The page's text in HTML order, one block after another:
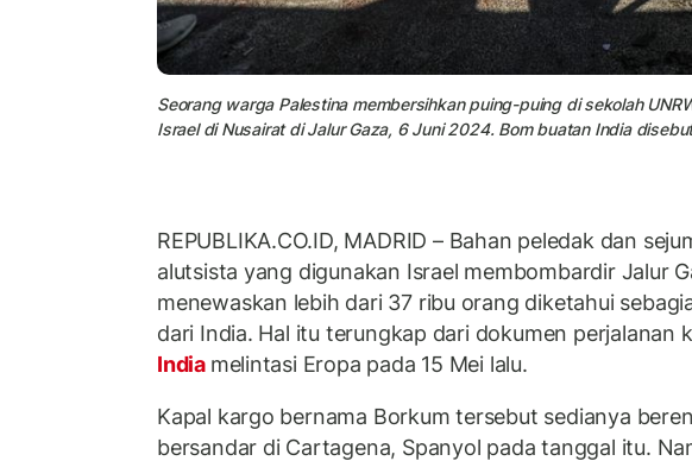
Seorang warga Palestina membersihkan puing-puing di sekolah
Israel di Nusairat di Jalur Gaza, 6 Juni 2024. Bom buatan India
REPUBLIKA.CO.ID, MADRID – Bahan peledak dan
alutsista yang digunakan Israel membombardir Jalur
menewaskan lebih dari 37 ribu orang diketahui
dari India. Hal itu terungkap dari dokumen perjalanan
India melintasi Eropa pada 15 Mei lalu.
Kapal kargo bernama Borkum tersebut sedianya
bersandar di Cartagena, Spanyol pada tanggal itu.